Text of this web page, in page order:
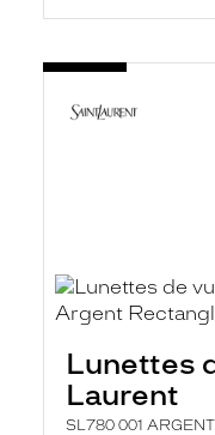
Lunettes
Laurent
SL780 001